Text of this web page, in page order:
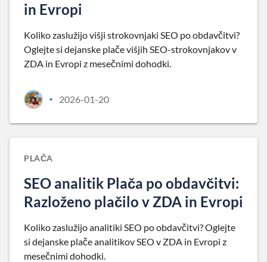
in Evropi
Koliko zaslužijo višji strokovnjaki SEO po obdavčitvi?
Oglejte si dejanske plače višjih SEO-strokovnjakov v
ZDA in Evropi z mesečnimi dohodki.
• 2026-01-20
PLAČA
SEO analitik Plača po obdavčitvi:
Razloženo plačilo v ZDA in Evropi
Koliko zaslužijo analitiki SEO po obdavčitvi? Oglejte
si dejanske plače analitikov SEO v ZDA in Evropi z
mesečnimi dohodki.